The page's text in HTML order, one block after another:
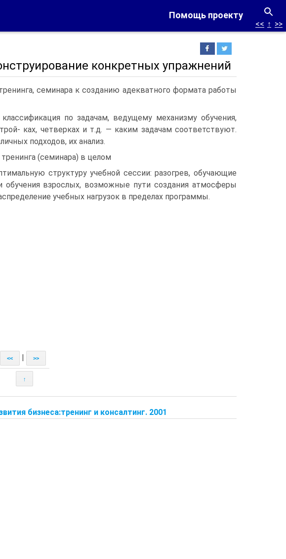
Помощь проекту
<< ↑ >>
конкретных упражнений
семинара к созданию адекватного формата работы
по задачам, ведущему механизму обучения,
ках, четверках и т.д. — каким задачам соответствуют.
подходов, их анализ.
(семинара) в целом
структуру учебной сессии: разогрев, обучающие
обучения взрослых, возможные пути создания атмосферы
учебных нагрузок в пределах программы.
<< >>
↑
бизнеса:тренинг и консалтинг. 2001